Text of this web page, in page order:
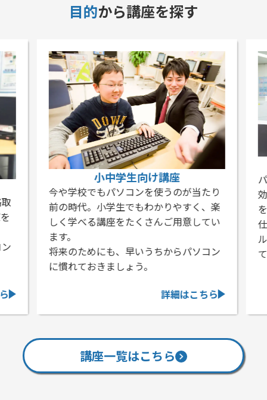
目的から講座を探す
小中学生向け講座
今や学校でもパソコンを使うのが当たり
前の時代。小学生でもわかりやすく、楽
しく学べる講座をたくさんご用意してい
ます。
将来のためにも、早いうちからパソコン
に慣れておきましょう。
詳細はこちら
講座一覧はこちら